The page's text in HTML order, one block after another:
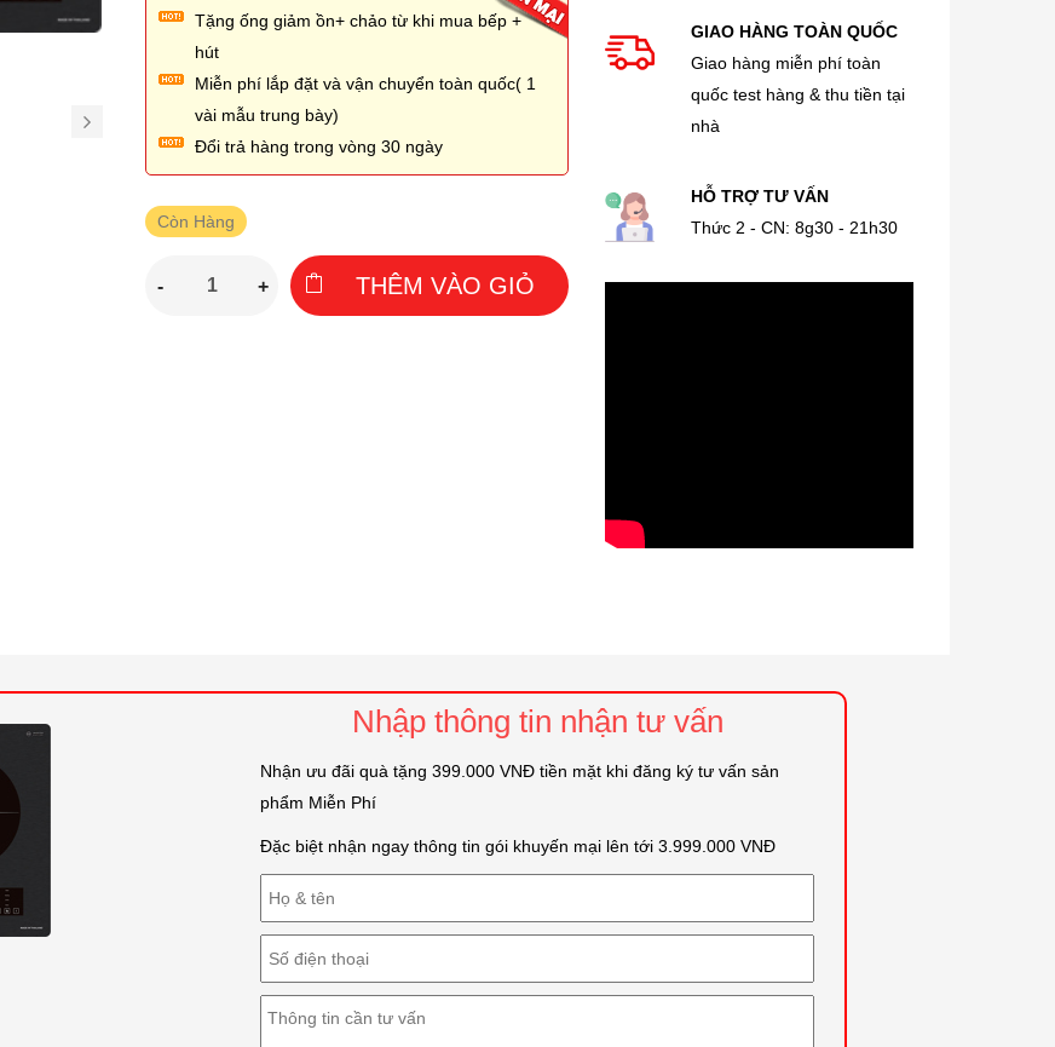
Tặng ống giảm ồn+ chảo từ khi mua bếp +
hút
Miễn phí lắp đặt và vận chuyển toàn quốc( 1
vài mẫu trung bày)
Đổi trả hàng trong vòng 30 ngày
Còn Hàng
- + THÊM VÀO GIỎ
GIAO HÀNG TOÀN QUỐC
Giao hàng miễn phí toàn
quốc test hàng & thu tiền tại
nhà
HỖ TRỢ TƯ VẤN
Thức 2 - CN: 8g30 - 21h30
Nhập thông tin nhận tư vấn
Nhận ưu đãi quà tặng 399.000 VNĐ tiền mặt khi đăng ký tư vấn sản
phẩm Miễn Phí
Đặc biệt nhận ngay thông tin gói khuyến mại lên tới 3.999.000 VNĐ